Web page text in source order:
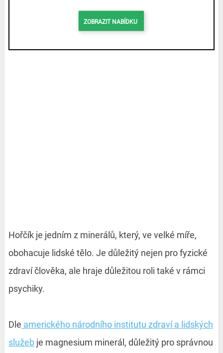
ZOBRAZIT NABÍDKU
Hořčík je jedním z minerálů, který, ve velké míře,
obohacuje lidské tělo. Je důležitý nejen pro fyzické
zdraví člověka, ale hraje důležitou roli také v rámci
psychiky.
Dle amerického národního institutu zdraví a lidských
služebje magnesium minerál, důležitý pro správnou